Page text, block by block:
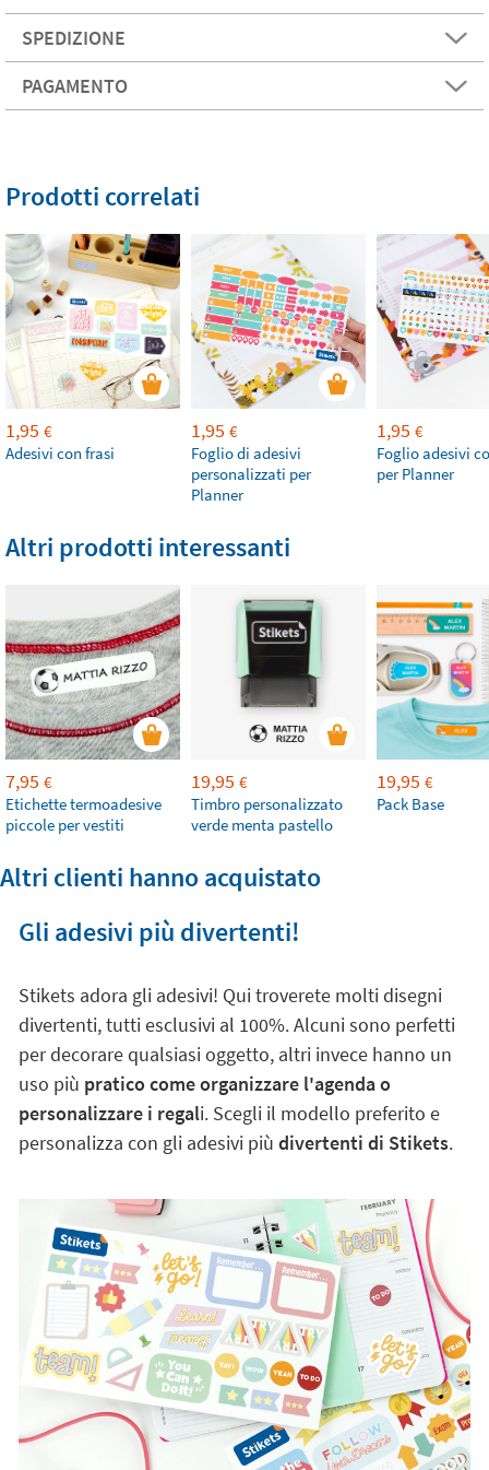
SPEDIZIONE
PAGAMENTO
Prodotti correlati
1,95 €
Adesivi con frasi
1,95 €
Foglio di adesivi
personalizzati per
Planner
1,95 €
Foglio adesivi
per Planner
Altri prodotti interessanti
7,95 €
Etichette termoadesive
piccole per vestiti
19,95 €
Timbro personalizzato
verde menta pastello
19,95 €
Pack Base
Altri clienti hanno acquistato
Gli adesivi più divertenti!
Stikets adora gli adesivi! Qui troverete molti disegni
divertenti, tutti esclusivi al 100%. Alcuni sono perfetti
per decorare qualsiasi oggetto, altri invece hanno un
uso più pratico come organizzare l'agenda o
personalizzare i regali. Scegli il modello preferito e
personalizza con gli adesivi più divertenti di Stikets.